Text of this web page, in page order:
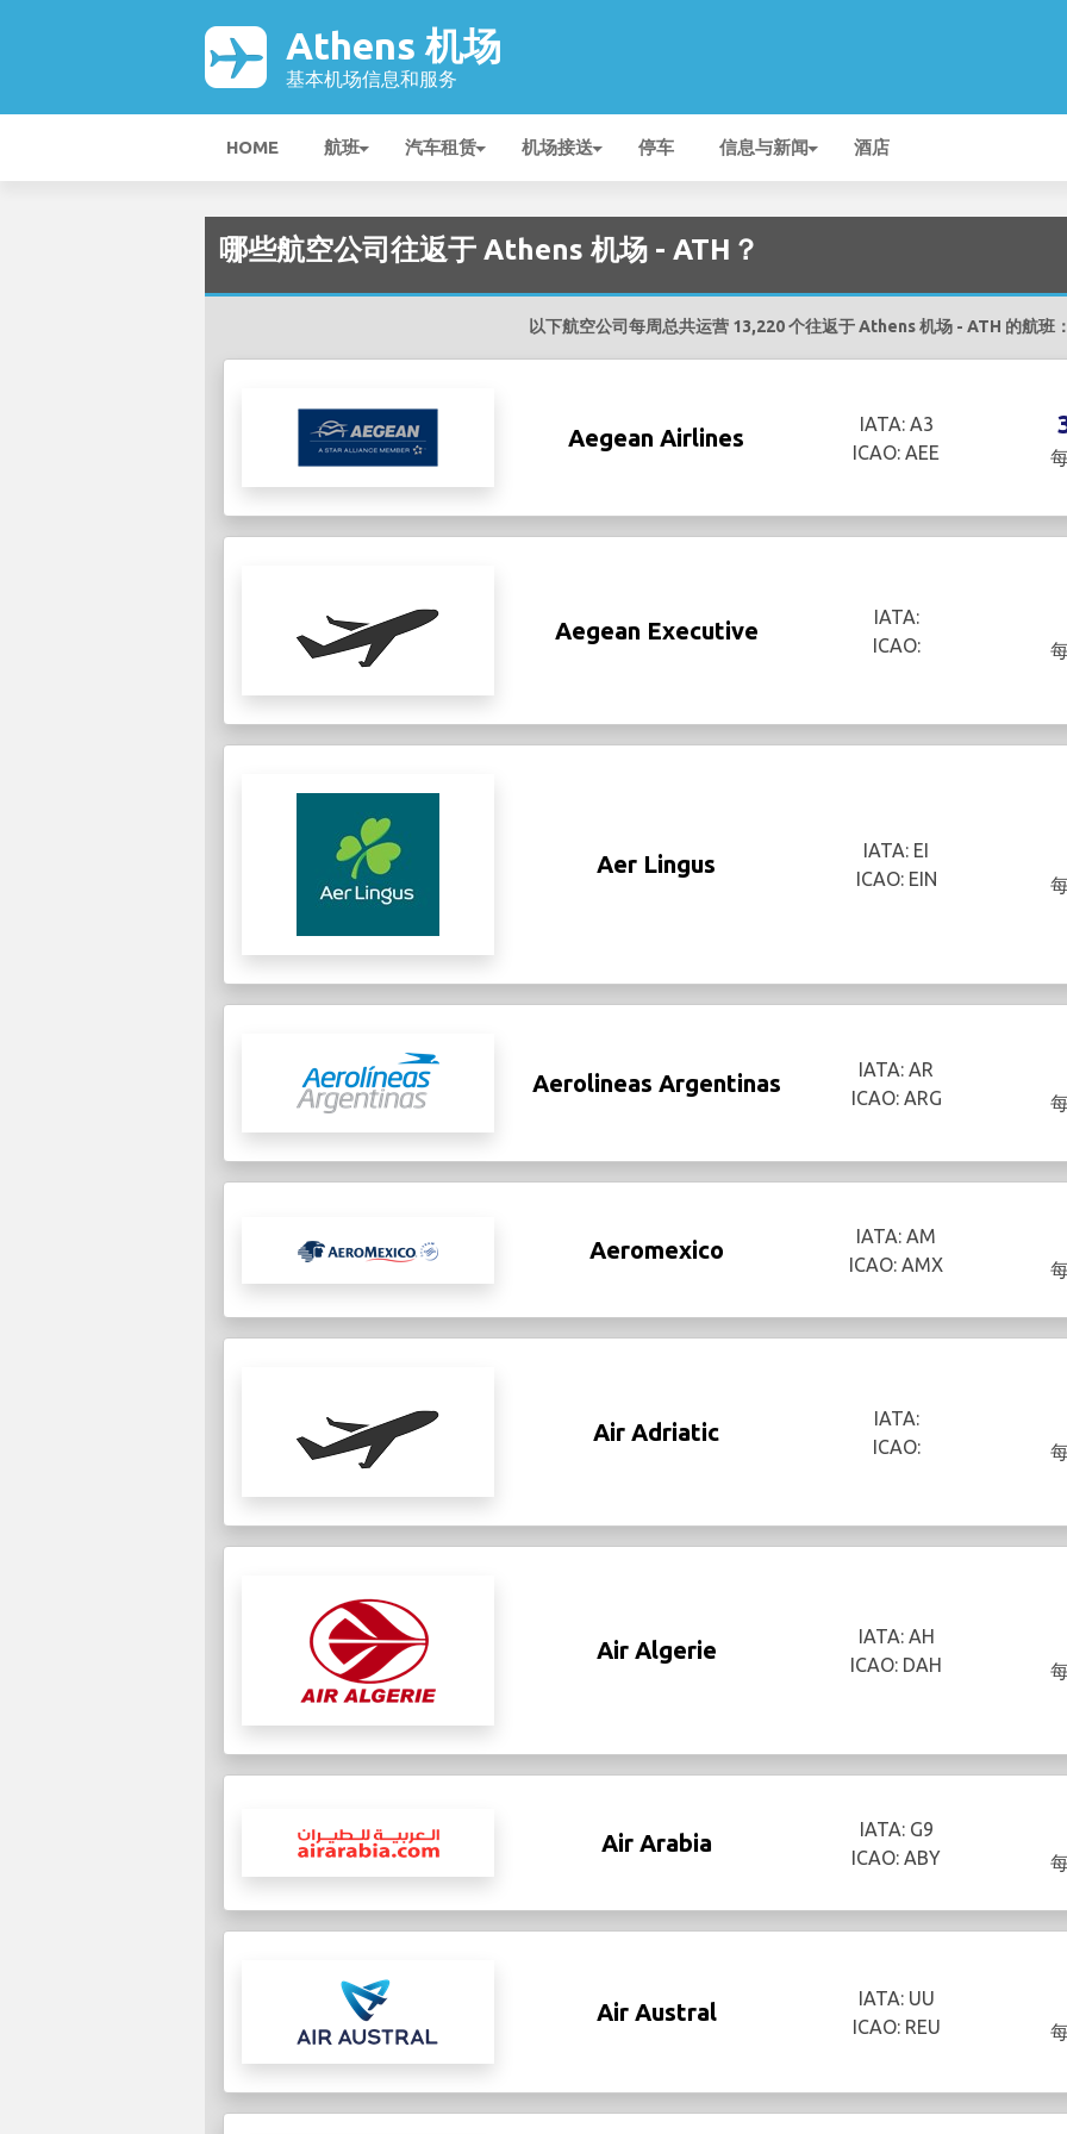
Athens 机场
基本机场信息和服务
HOME 航班 汽车租赁 机场接送 停车 信息与新闻 酒店
哪些航空公司往返于 Athens 机场 - ATH？
以下航空公司每周总共运营 13,220 个往返于 Athens 机场 - ATH 的航班
Aegean Airlines
IATA: A3
ICAO: AEE
Aegean Executive
IATA:
ICAO:
Aer Lingus
IATA: EI
ICAO: EIN
Aerolineas Argentinas
IATA: AR
ICAO: ARG
Aeromexico
IATA: AM
ICAO: AMX
Air Adriatic
IATA:
ICAO:
Air Algerie
IATA: AH
ICAO: DAH
Air Arabia
IATA: G9
ICAO: ABY
Air Austral
IATA: UU
ICAO: REU